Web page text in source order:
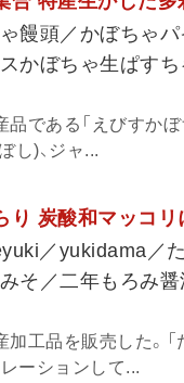
饅頭／かぼちゃ
かぼちゃ生ぱす
である「えびすか
し)、ジャ...
り 炭酸和マッコリ
／yukidama／
そ／二年もろみ
工品を販売した。
ーションして...